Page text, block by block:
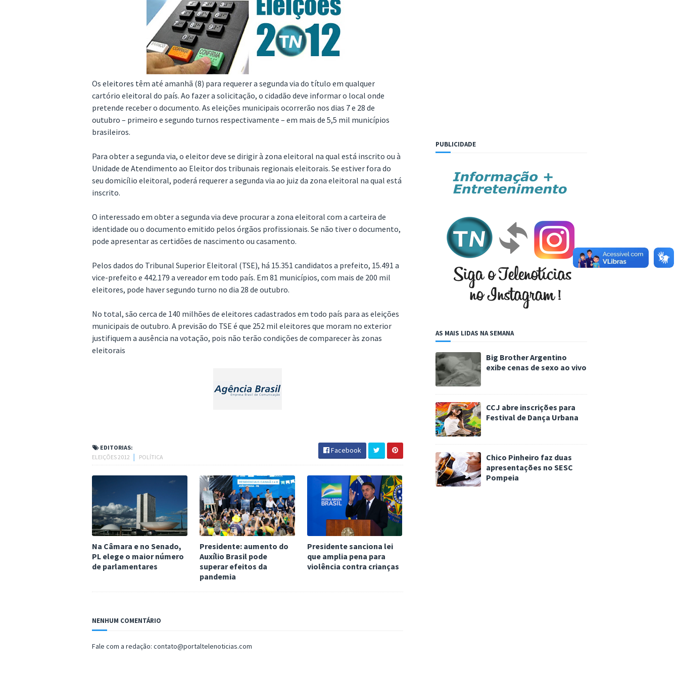
Os eleitores têm até amanhã (8) para requerer a segunda via do título em qualquer
cartório eleitoral do país. Ao fazer a solicitação, o cidadão deve informar o local onde
pretende receber o documento. As eleições municipais ocorrerão nos dias 7 e 28 de
outubro – primeiro e segundo turnos respectivamente – em mais de 5,5 mil municípios
brasileiros.
Para obter a segunda via, o eleitor deve se dirigir à zona eleitoral na qual está inscrito ou à
Unidade de Atendimento ao Eleitor dos tribunais regionais eleitorais. Se estiver fora do
seu domicílio eleitoral, poderá requerer a segunda via ao juiz da zona eleitoral na qual está
inscrito.
O interessado em obter a segunda via deve procurar a zona eleitoral com a carteira de
identidade ou o documento emitido pelos órgãos profissionais. Se não tiver o documento,
pode apresentar as certidões de nascimento ou casamento.
Pelos dados do Tribunal Superior Eleitoral (TSE), há 15.351 candidatos a prefeito, 15.491 a
vice-prefeito e 442.179 a vereador em todo país. Em 81 municípios, com mais de 200 mil
eleitores, pode haver segundo turno no dia 28 de outubro.
No total, são cerca de 140 milhões de eleitores cadastrados em todo país para as eleições
municipais de outubro. A previsão do TSE é que 252 mil eleitores que moram no exterior
justifiquem a ausência na votação, pois não terão condições de comparecer às zonas
eleitorais
EDITORIAS:
ELEIÇÕES 2012
POLÍTICA
Facebook
Na Câmara e no Senado,
PL elege o maior número
de parlamentares
Presidente: aumento do
Auxílio Brasil pode
superar efeitos da
pandemia
Presidente sanciona lei
que amplia pena para
violência contra crianças
NENHUM COMENTÁRIO
Fale com a redação: contato@portaltelenoticias.com
PUBLICIDADE
AS MAIS LIDAS NA SEMANA
Big Brother Argentino
exibe cenas de sexo ao vivo
CCJ abre inscrições para
Festival de Dança Urbana
Chico Pinheiro faz duas
apresentações no SESC
Pompeia